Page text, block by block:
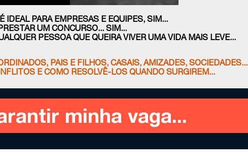
PAIS E FILHOS, CASAIS, AMIZADES, SOCIEDADES...
E COMO RESOLVÊ-LOS QUANDO SURGIREM...
IDEAL PARA EMPRESAS E EQUIPES, SIM...
UM CONCURSO... SIM...
PESSOA QUE QUEIRA VIVER UMA VIDA MAIS LEVE...
minha vaga...